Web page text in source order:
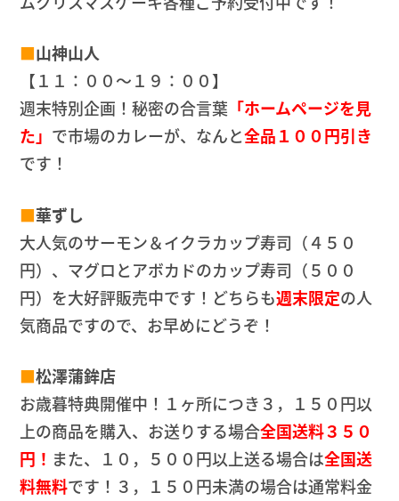
■山神山人
【１１：００～１９：００】
週末特別企画！秘密の合言葉 「ホームページを見
た」 で市場のカレーが、なんと全品１００円引き
です！
■華ずし
大人気のサーモン＆イクラカップ寿司（４５０
円）、マグロとアボカドのカップ寿司（５００
円）を大好評販売中です！どちらも週末限定の人
気商品ですので、お早めにどうぞ！
■松澤蒲鉾店
お歳暮特典開催中！１ヶ所につき３，１５０円以
上の商品を購入、お送りする場合全国送料３５０
円！ また、１０，５００円以上送る場合は全国送
料無料です！３，１５０円未満の場合は通常料金